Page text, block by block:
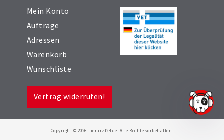
Mein Konto
Aufträge
Adressen
Warenkorb
Wunschliste
Vertrag widerrufen!
Copyright © 2026 Tierarzt24.de. Alle Rechte vorbehalten.